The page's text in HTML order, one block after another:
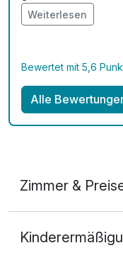
nicht möglich war,
können wir
Weiterlesen
Bewertet mit 5,6
Alle
Zimmer &
2 Erwachsene